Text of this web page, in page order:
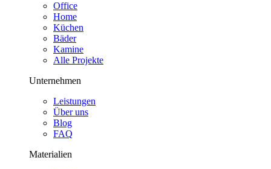
Office
Home
Küchen
Bäder
Kamine
Alle Projekte
Unternehmen
Leistungen
Über uns
Blog
FAQ
Materialien